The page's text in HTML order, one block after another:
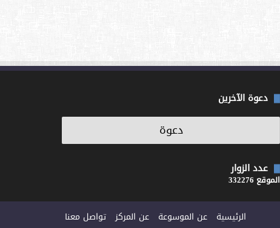
دعوة الآخرين
عدد الزوار
الموقع 332276
الرئيسية عن الموسوعة عن المركز تواصل معنا